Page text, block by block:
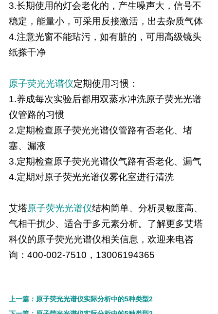
3.长期使用的灯会老化的，产生噪声大，信号不
稳定，能量小，可采用反接激活，出去杂质气体
4.注意光窗不能玷污，如有脏的，可用高级镜头
纸搽干净
原子荧光光谱仪定期使用习惯：
1.养成每次实验后都用双蒸水冲洗原子荧光光谱
仪管路的习惯
2.定期检查原子荧光光谱仪管路有否老化、堵
塞、漏液
3.定期检查原子荧光光谱仪气路有否老化、漏气
4.定期对原子荧光光谱仪雾化室进行清洗
艾塔原子荧光光谱仪结构简单、分析灵敏度高、
气相干扰少、适合于多元素分析。了解更多艾塔
科仪的原子荧光光谱仪相关信息，欢迎来电咨
询：400-002-7510，13006194365
上一篇：原子荧光光谱仪实际分析中的5种类型2